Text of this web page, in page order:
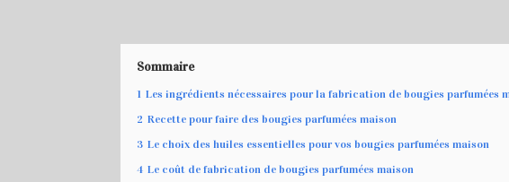
Sommaire
1 Les ingrédients nécessaires pour la fabrication de bougies parfumées
2 Recette pour faire des bougies parfumées maison
3 Le choix des huiles essentielles pour vos bougies parfumées maison
4 Le coût de fabrication de bougies parfumées maison